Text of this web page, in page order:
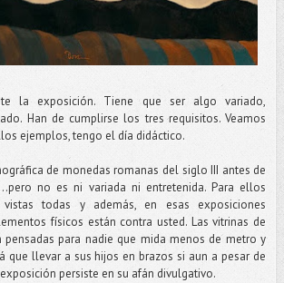
la exposición. Tiene que ser algo variado,
Han de cumplirse los tres requisitos. Veamos
ejemplos, tengo el día didáctico.
de monedas romanas del siglo III antes de
no es ni variada ni entretenida. Para ellos
todas y además, en esas exposiciones
físicos están contra usted. Las vitrinas de
para nadie que mida menos de metro y
que llevar a sus hijos en brazos si aun a pesar de
persiste en su afán divulgativo.